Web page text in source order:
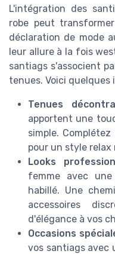
L'intégration des
robe peut
déclaration de mode
leur allure à la fois
santiags s'associent
tenues. Voici quelques
Tenues
apportent une
simple.
pour un style relax
Looks
femme avec
habillé. Une
accessoires
d'élégance à vos
Occasions
vos santiags avec